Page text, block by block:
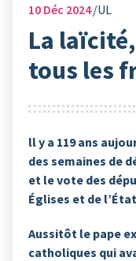
10 Déc 2024 UL
La
tous les
ll y a 119 ans
des semaines de
et le vote des
Églises et de
Aussitôt le pape
catholiques qui